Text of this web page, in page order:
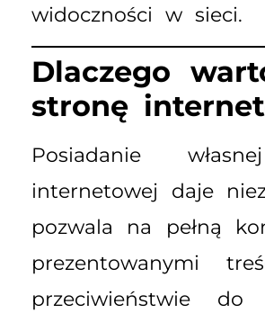
widoczności w sieci.
Dlaczego
stronę
Posiadanie
internetowej daje
pozwala na pełną
prezentowanymi
przeciwieństwie